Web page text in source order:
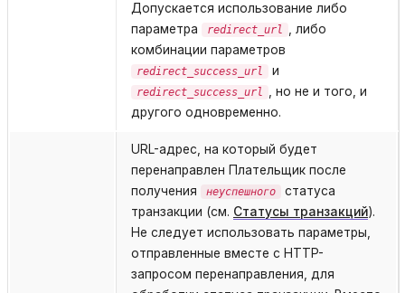
Допускается использование либо
параметра
redirect_url , либо
комбинации параметров
redirect_success_url и
redirect_success_url , но не и того, и
другого одновременно.
URL-адрес, на который будет
перенаправлен Плательщик после
получения
неуспешного
статуса
транзакции (см. Статусы транзакций).
Не следует использовать параметры,
отправленные вместе с HTTP-
запросом перенаправления, для